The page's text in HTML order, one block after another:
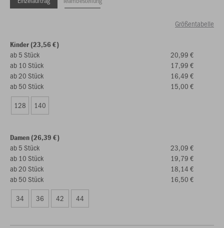
Größentabelle
Kinder (23,56 €)
ab 5 Stück
20,99 €
ab 10 Stück
17,99 €
ab 20 Stück
16,49 €
ab 50 Stück
15,00 €
128
140
Damen (26,39 €)
ab 5 Stück
23,09 €
ab 10 Stück
19,79 €
ab 20 Stück
18,14 €
ab 50 Stück
16,50 €
34
36 42 44